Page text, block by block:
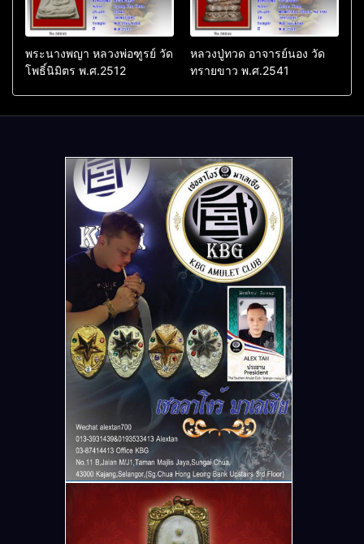
พระนางพญา หลวงพ่อฑูรย์ วัด
โพธิ์นิมิตร พ.ศ.2512
หลวงปู่ทวด อาจารย์นอง วัด
ทรายขาว พ.ศ.2541